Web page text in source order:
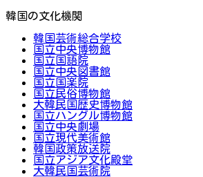
韓国の文化機関
韓国芸術総合学校
国立中央博物館
国立国語院
国立中央図書館
国立国楽院
国立民俗博物館
大韓民国歴史博物館
国立ハングル博物館
国立中央劇場
国立現代美術館
韓国政策放送院
国立アジア文化殿堂
大韓民国芸術院